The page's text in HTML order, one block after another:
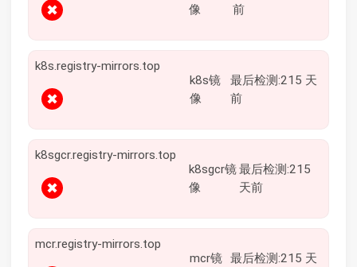
✖
像
前
k8s.registry-mirrors.top
✖
k8s镜
像
最后检测:215 天
前
k8sgcr.registry-mirrors.top
✖
k8sgcr镜
像
最后检测:215
天前
mcr.registry-mirrors.top
mcr镜 最后检测:215 天